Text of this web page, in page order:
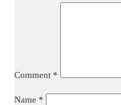
Comment *
Name *